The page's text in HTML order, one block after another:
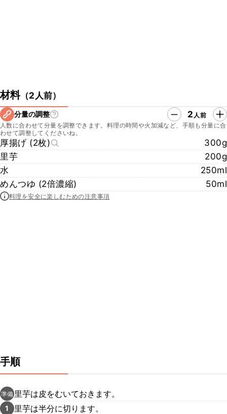
材料（2人前）
分量の調整 2 人前
人数に合わせて分量を調整できます。料理の時間や火加減など、手順も分量に合
わせて調整してくださいね。
厚揚げ (2枚)
300g
里芋
200g
水
250ml
めんつゆ (2倍濃縮)
50ml
料理を安全に楽しむための注意事項
手順
準備 里芋は皮をむいておきます。
1 里芋は半分に切ります。